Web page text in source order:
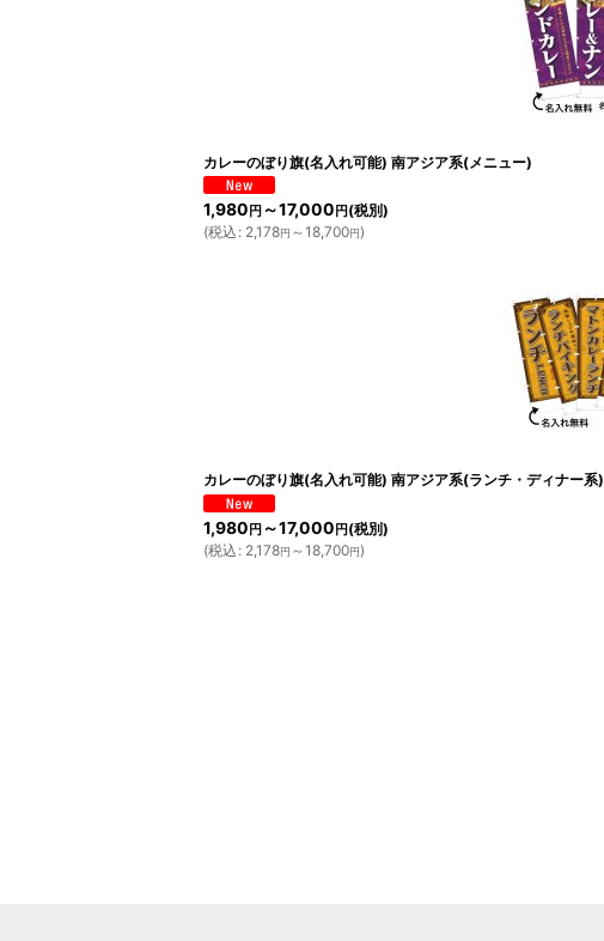
カレーのぼり旗(名入れ可能) 南アジア系(メニュー)
1,980 円 ～17,000 円 (税別)
(税込 : 2,178円 ～18,700円)
カレーのぼり旗(名入れ可能) 南アジア系(ランチ・ディナー系)
1,980 円 ～17,000 円 (税別)
(税込 : 2,178円 ～18,700円)